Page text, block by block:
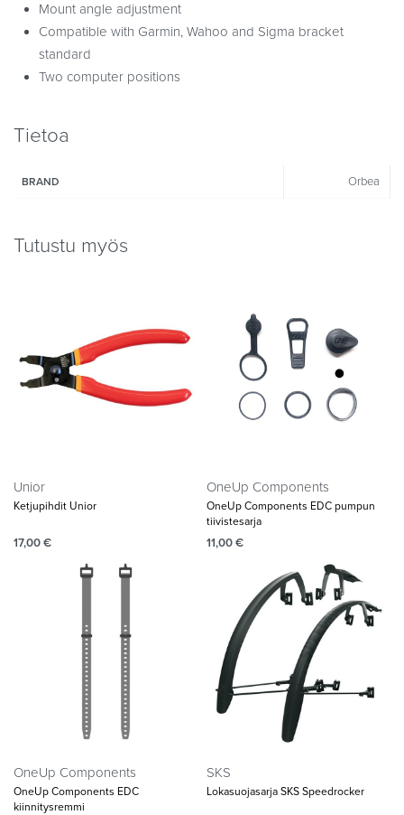
Mount angle adjustment
Compatible with Garmin, Wahoo and Sigma bracket
standard
Two computer positions
Tietoa
BRAND Orbea
Tutustu myös
Unior
Ketjupihdit Unior
17,00€
OneUp Components
OneUp Components EDC pumpun
tiivistesarja
11,00€
OneUp Components
OneUp Components EDC
kiinnitysremmi
SKS
Lokasuojasarja SKS Speedrocker